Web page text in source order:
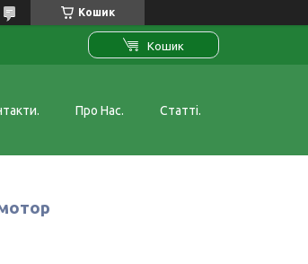
Кошик
Кошик
Про Нас. Статті.